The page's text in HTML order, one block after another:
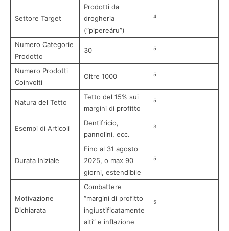
Settore Target
Prodotti da
drogheria
(“pipereáru”)
4
Numero Categorie
Prodotto
30 5
Numero Prodotti
Coinvolti
Oltre 1000 5
Natura del Tetto
Tetto del 15% sui
margini di profitto
5
Esempi di Articoli
Dentifricio,
pannolini, ecc.
3
Durata Iniziale
Fino al 31 agosto
2025, o max 90
giorni, estendibile
5
Motivazione
Dichiarata
Combattere
“margini di profitto
ingiustificatamente
alti” e inflazione
5